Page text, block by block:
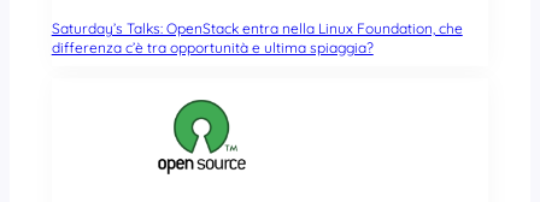
Saturday’s Talks: OpenStack entra nella Linux Foundation, che
differenza c’è tra opportunità e ultima spiaggia?